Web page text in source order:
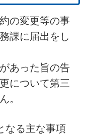
の変更等の事
課に届出をし
あった旨の告
について第三
。
なる主な事項